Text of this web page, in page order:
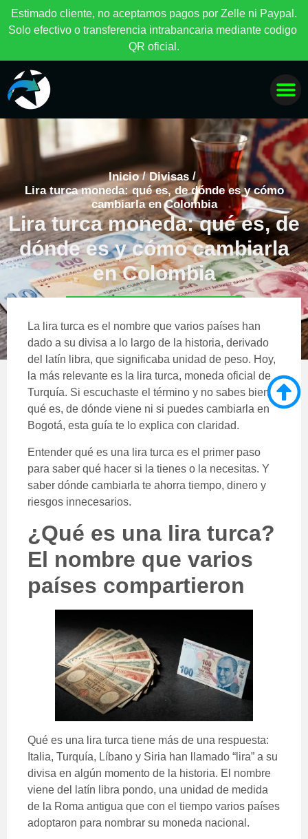
Estimado c iente, no aceptamos pagos por Ze e ni Paypa .
So o efectivo o transferencia intrabancaria mediante codigo
QR oficia .
Inicio / Divisas /
Lira turca moneda: qué es, de dónde es y cómo
cambiarla en Colombia
Lira turca moneda: qué es, de
dónde es y cómo cambiarla
en Colombia
La lira turca es el nombre que varios países han
dado a su divisa a lo largo de la historia, derivado
del latín libra, que significaba unidad de peso. Hoy,
la más relevante es la lira turca, moneda oficial de
Turquía. Si escuchaste el término y no sabes bien
qué es, de dónde viene ni si puedes cambiarla en
Bogotá, esta guía te lo explica con claridad.
Entender qué es una lira turca es el primer paso
para saber qué hacer si la tienes o la necesitas. Y
saber dónde cambiarla te ahorra tiempo, dinero y
riesgos innecesarios.
¿Qué es una lira turca?
El nombre que varios
países compartieron
Qué es una lira turca tiene más de una respuesta:
Italia, Turquía, Líbano y Siria han llamado “lira” a su
divisa en algún momento de la historia. El nombre
viene del latín libra pondo, una unidad de medida
de la Roma antigua que con el tiempo varios países
adoptaron para nombrar su moneda nacional.